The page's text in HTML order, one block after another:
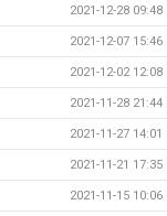
2021-12-28 09:48
2021-12-07 15:46
2021-12-02 12:08
2021-11-28 21:44
2021-11-27 14:01
2021-11-21 17:35
2021-11-15 10:06